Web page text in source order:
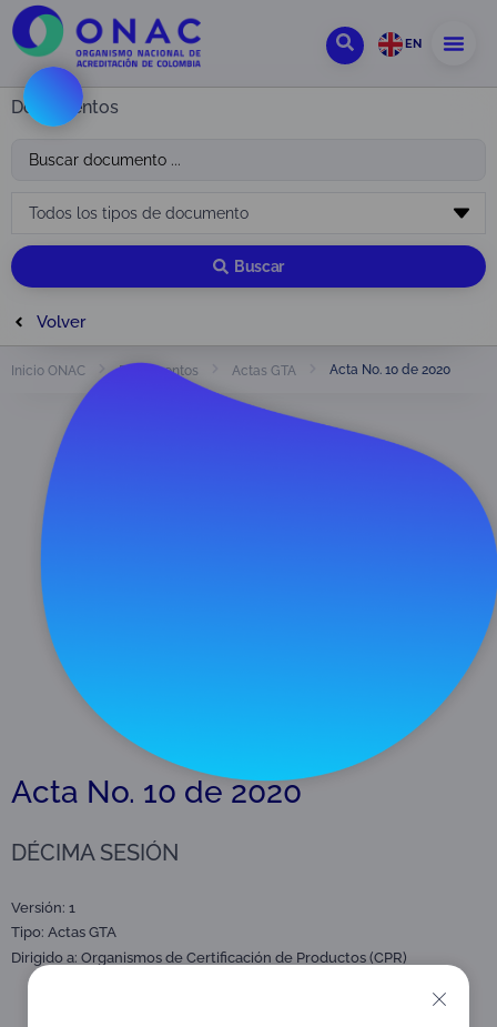
EN
Documentos
Buscar
Volver
Inicio ONAC Documentos Actas GTA Acta No. 10 de 2020
Acta No. 10 de 2020
DÉCIMA SESIÓN
Versión: 1
Tipo: Actas GTA
Dirigido a: Organismos de Certificación de Productos (CPR)